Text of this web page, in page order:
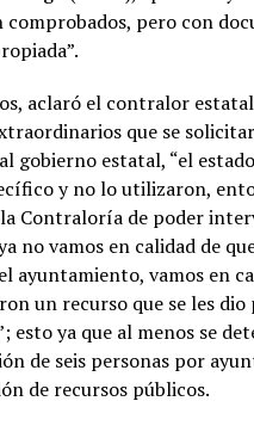
comprobados, pero con
aclaró el contralor
que se
gobierno estatal, “el
y no lo utilizaron,
Contraloría de poder
no vamos en calidad de
ayuntamiento, vamos en
un recurso que se les
esto ya que al menos se
de seis personas por
de recursos públicos.